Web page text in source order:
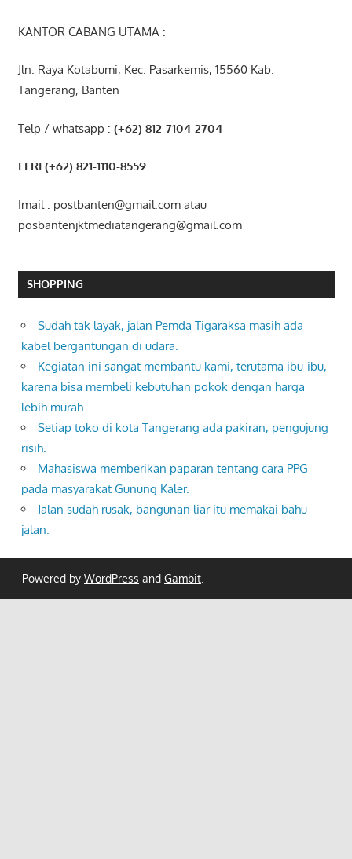
KANTOR CABANG UTAMA :
Jln. Raya Kotabumi, Kec. Pasarkemis, 15560 Kab.
Tangerang, Banten
Telp / whatsapp : (+62) 812-7104-2704
FERI (+62) 821-1110-8559
Imail : postbanten@gmail.com atau
posbantenjktmediatangerang@gmail.com
SHOPPING
Sudah tak layak, jalan Pemda Tigaraksa masih ada
kabel bergantungan di udara.
Kegiatan ini sangat membantu kami, terutama ibu-ibu,
karena bisa membeli kebutuhan pokok dengan harga
lebih murah.
Setiap toko di kota Tangerang ada pakiran, pengujung
risih.
Mahasiswa memberikan paparan tentang cara PPG
pada masyarakat Gunung Kaler.
Jalan sudah rusak, bangunan liar itu memakai bahu
jalan.
Powered by WordPress and Gambit